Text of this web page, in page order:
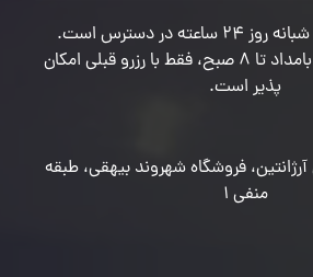
در دسترس است.
برای رزرو از ساعت 2 بامداد تا 8 صبح، فقط با رزرو قبلی امکان
پذیر است.
فروشگاه شهروند بیهقی، طبقه
منفی 1